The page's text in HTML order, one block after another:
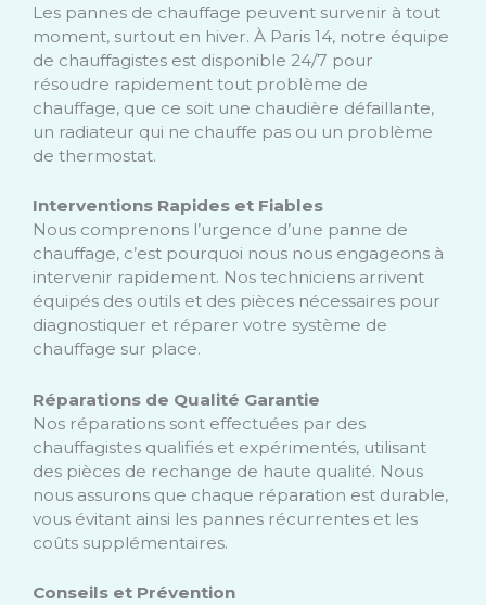
Les pannes de chauffage peuvent survenir à tout
moment, surtout en hiver. À Paris 14, notre équipe
de chauffagistes est disponible 24/7 pour
résoudre rapidement tout problème de
chauffage, que ce soit une chaudière défaillante,
un radiateur qui ne chauffe pas ou un problème
de thermostat.
Interventions Rapides et Fiables
Nous comprenons l’urgence d’une panne de
chauffage, c’est pourquoi nous nous engageons à
intervenir rapidement. Nos techniciens arrivent
équipés des outils et des pièces nécessaires pour
diagnostiquer et réparer votre système de
chauffage sur place.
Réparations de Qualité Garantie
Nos réparations sont effectuées par des
chauffagistes qualifiés et expérimentés, utilisant
des pièces de rechange de haute qualité. Nous
nous assurons que chaque réparation est durable,
vous évitant ainsi les pannes récurrentes et les
coûts supplémentaires.
Conseils et Prévention